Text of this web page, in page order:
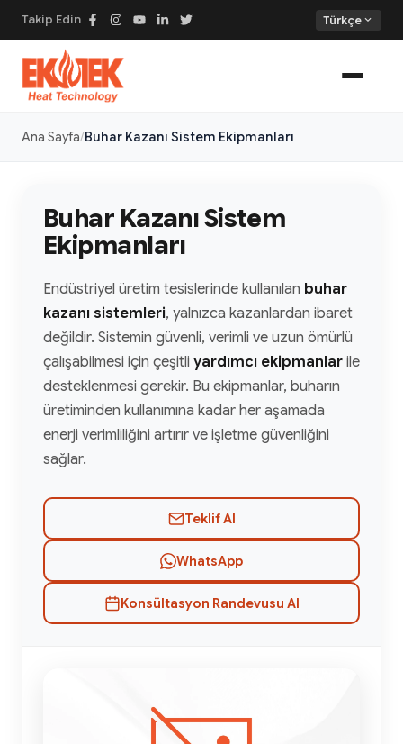
Takip Edin Türkçe expand_more
Ana Sayfa Buhar Kazanı Sistem Ekipmanları
Buhar Kazanı Sistem
Ekipmanları
Endüstriyel üretim tesislerinde kullanılan buhar
kazanı sistemleri, yalnızca kazanlardan ibaret
değildir. Sistemin güvenli, verimli ve uzun ömürlü
çalışabilmesi için çeşitli yardımcı ekipmanlar ile
desteklenmesi gerekir. Bu ekipmanlar, buharın
üretiminden kullanımına kadar her aşamada
enerji verimliliğini artırır ve işletme güvenliğini
sağlar.
Teklif Al
WhatsApp
Konsültasyon Randevusu Al